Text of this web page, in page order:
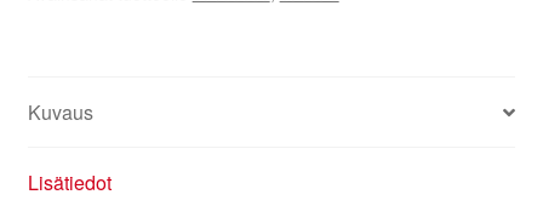
Kuvaus
Lisätiedot